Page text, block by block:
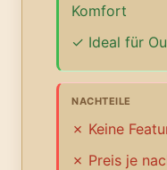
Komfort
Ideal für
NACHTEILE
Keine
Preis je